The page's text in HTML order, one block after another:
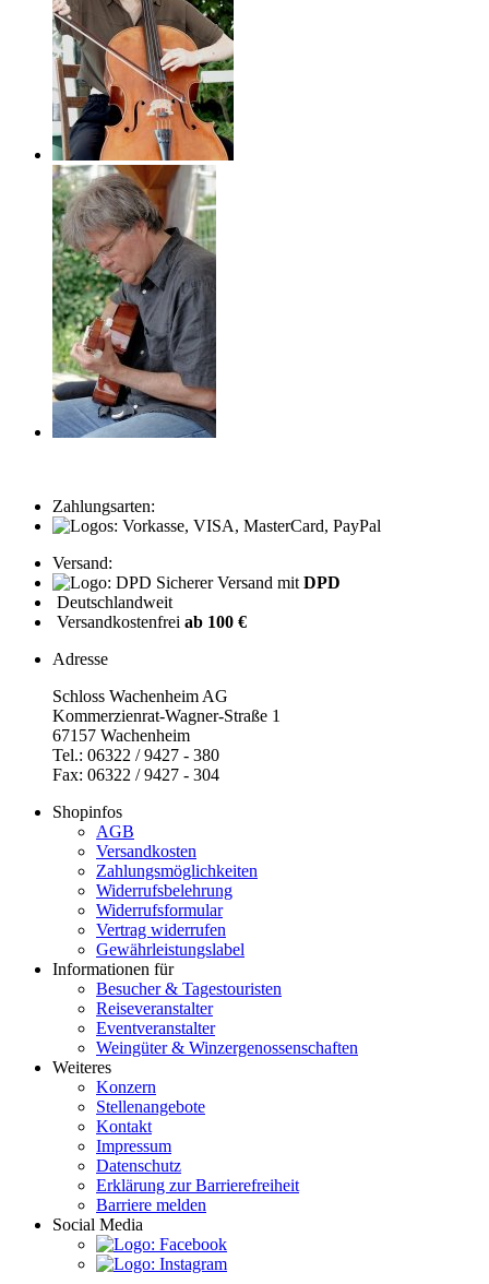
Zahlungsarten:
Versand:
Sicherer Versand mit DPD
Deutschlandweit
Versandkostenfrei ab 100 €
Adresse
Schloss Wachenheim AG
Kommerzienrat-Wagner-Straße 1
67157 Wachenheim
Tel.: 06322 / 9427 - 380
Fax: 06322 / 9427 - 304
Shopinfos
AGB
Versandkosten
Zahlungsmöglichkeiten
Widerrufsbelehrung
Widerrufsformular
Vertrag widerrufen
Gewährleistungslabel
Informationen für
Besucher & Tagestouristen
Reiseveranstalter
Eventveranstalter
Weingüter & Winzergenossenschaften
Weiteres
Konzern
Stellenangebote
Kontakt
Impressum
Datenschutz
Erklärung zur Barrierefreiheit
Barriere melden
Social Media